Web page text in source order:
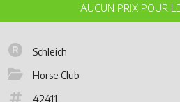
Schleich
Horse Club
42411